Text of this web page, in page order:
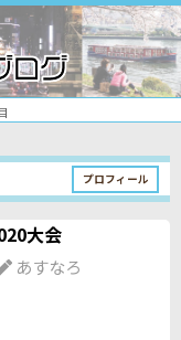
プロフィール
大会
あすなろ